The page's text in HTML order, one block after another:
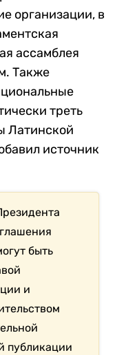
организации, в
ассамблея
Также
треть
Латинской
источник
быть
и
публикации